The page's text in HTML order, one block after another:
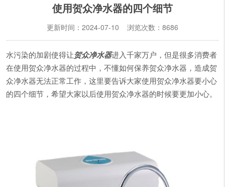
使用贺众净水器的四个细节
更新时间：2024-07-10 浏览次数： 8686
水污染的加剧使得让贺众净水器进入千家万户，但是很多消费者
在使用贺众净水器的过程中，不懂如何保养贺众净水器，造成贺
众净水器无法正常工作，这里要告诉大家使用贺众净水器要小心
的四个细节，希望大家以后使用贺众净水器的时候要更加小心。